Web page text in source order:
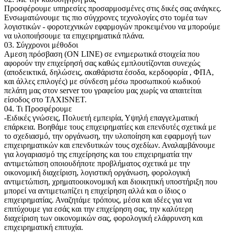
Προσφέρουμε υπηρεσίες προσαρμοσμένες στις δικές σας ανάγκες.
Ενσωματώνουμε τις πιο σύγχρονες τεχνολογίες στο τομέα των
λογιστικών - φοροτεχνικών εφαρμογών προκειμένου να μπορούμε
να υλοποιήσουμε τα επιχειρηματικά πλάνα.
03. Σύγχρονοι μέθοδοι
Αμεση πρόσβαση (ON LINE) σε ενημερωτικά στοιχεία που
αφορούν την επιχείρησή σας καθώς εμπλουτίζονται συνεχώς
(αποδεικτικά, δηλώσεις, ακαθάριστα έσοδα, κερδοφορία , ΦΠΑ,
και άλλες επιλογές) με σύνδεση μέσω προσωπικού κωδικού
πελάτη μας στον server του γραφείου μας χωρίς να απαιτείται
είσοδος στο TAXISNET.
04. Τι Προσφέρουμε
-Ειδικές γνώσεις, Πολυετή εμπειρία, Υψηλή επαγγελματική
επάρκεια. Βοηθάμε τους επιχειρηματίες και επενδυτές σχετικά με
το σχεδιασμό, την οργάνωση, την υλοποίηση και εφαρμογή των
επιχειρηματικών και επενδυτικών τους σχεδίων. Αναλαμβάνουμε
για λογαριασμό της επιχείρησης και του επιχειρηματία την
αντιμετώπιση οποιουδήποτε προβλήματος σχετικά με την
οικονομική διαχείριση, λογιστική οργάνωση, φορολογική
αντιμετώπιση, χρηματοοικονομική και διοικητική υποστήριξη που
μπορεί να αντιμετωπίζει η επιχείρηση αλλά και ο ίδιος ο
επιχειρηματίας. Αναζητάμε τρόπους, μέσα και ιδέες για να
επιτύχουμε για εσάς και την επιχείρηση σας, την καλύτερη
διαχείριση των οικονομικών σας, φορολογική ελάφρυνση και
επιχειρηματική επιτυχία.